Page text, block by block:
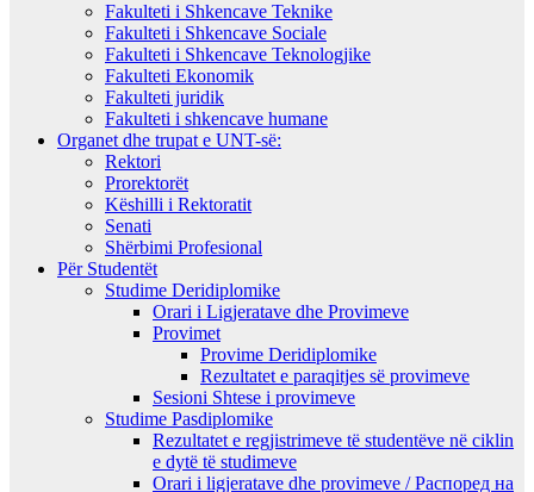
Fakulteti i Shkencave Teknike
Fakulteti i Shkencave Sociale
Fakulteti i Shkencave Teknologjike
Fakulteti Ekonomik
Fakulteti juridik
Fakulteti i shkencave humane
Organet dhe trupat e UNT-së:
Rektori
Prorektorët
Këshilli i Rektoratit
Senati
Shërbimi Profesional
Për Studentët
Studime Deridiplomike
Orari i Ligjeratave dhe Provimeve
Provimet
Provime Deridiplomike
Rezultatet e paraqitjes së provimeve
Sesioni Shtese i provimeve
Studime Pasdiplomike
Rezultatet e regjistrimeve të studentëve në ciklin
e dytë të studimeve
Orari i ligjeratave dhe provimeve / Распоред на